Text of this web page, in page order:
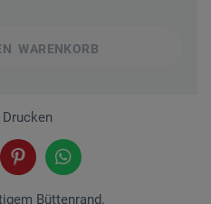
WARENKORB
Drucken
Büttenrand.